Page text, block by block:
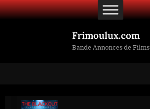
Skip
to
Frimoulux.com
Bande Annonces de Films